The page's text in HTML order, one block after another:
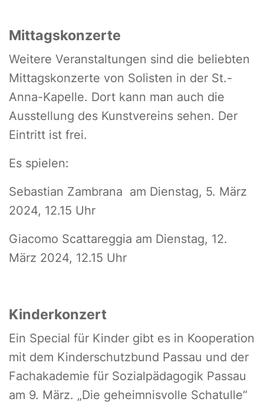
Mittagskonzerte
Weitere Veranstaltungen sind die beliebten
Mittagskonzerte von Solisten in der St.-
Anna-Kapelle. Dort kann man auch die
Ausstellung des Kunstvereins sehen. Der
Eintritt ist frei.
Es spielen:
Sebastian Zambrana am Dienstag, 5. März
2024, 12.15 Uhr
Giacomo Scattareggia am Dienstag, 12.
März 2024, 12.15 Uhr
Kinderkonzert
Ein Special für Kinder gibt es in Kooperation
mit dem Kinderschutzbund Passau und der
Fachakademie für Sozialpädagogik Passau
am 9. März. „Die geheimnisvolle Schatulle“